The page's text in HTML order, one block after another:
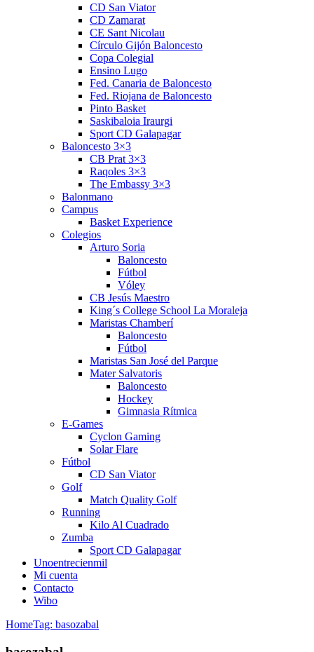
CD San Viator
CD Zamarat
CE Sant Nicolau
Círculo Gijón Baloncesto
Copa Colegial
Ensino Lugo
Fed. Canaria de Baloncesto
Fed. Riojana de Baloncesto
Pinto Basket
Saskibaloia Iraurgi
Sport CD Galapagar
Baloncesto 3×3
CB Prat 3×3
Raqoles 3×3
The Embassy 3×3
Balonmano
Campus
Basket Experience
Colegios
Arturo Soria
Baloncesto
Fútbol
Vóley
CB Jesús Maestro
King´s College School La Moraleja
Maristas Chamberí
Baloncesto
Fútbol
Maristas San José del Parque
Mater Salvatoris
Baloncesto
Hockey
Gimnasia Rítmica
E-Games
Cyclon Gaming
Solar Flare
Fútbol
CD San Viator
Golf
Match Quality Golf
Running
Kilo Al Cuadrado
Zumba
Sport CD Galapagar
Unoentrecienmil
Mi cuenta
Contacto
Wibo
HomeTag: basozabal